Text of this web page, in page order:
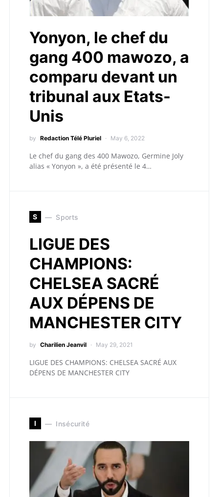
Yonyon, le chef du
gang 400 mawozo, a
comparu devant un
tribunal aux Etats-
Unis
by Redaction Télé Pluriel May 6, 2022
Le chef du gang des 400 Mawozo, Germine Joly
alias « Yonyon », a été présenté le 4…
S Sports
LIGUE DES
CHAMPIONS:
CHELSEA SACRÉ
AUX DÉPENS DE
MANCHESTER CITY
by Charilien Jeanvil May 29, 2021
LIGUE DES CHAMPIONS: CHELSEA SACRÉ AUX
DÉPENS DE MANCHESTER CITY
I Insécurité